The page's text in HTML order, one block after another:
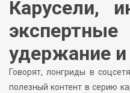
Карусели,
удержание
Говорят, лонгриды в
полезный контент в серию